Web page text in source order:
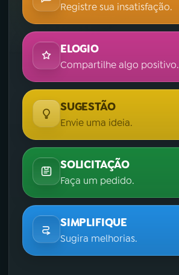
Registre sua insatisfação.
ELOGIO
Compartilhe algo positivo.
SUGESTÃO
Envie uma ideia.
SOLICITAÇÃO
Faça um pedido.
SIMPLIFIQUE
Sugira melhorias.